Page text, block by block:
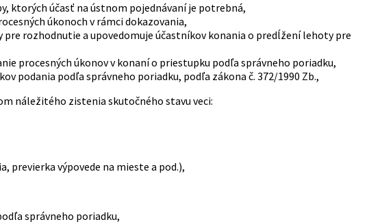
ktorých účasť na ústnom pojednávaní je potrebná,
úkonoch v rámci dokazovania,
rozhodnutie a upovedomuje účastníkov konania o predĺžení lehoty pre
procesných úkonov v konaní o priestupku podľa správneho poriadku,
podania podľa správneho poriadku, podľa zákona č. 372/1990 Zb.,
náležitého zistenia skutočného stavu veci:
previerka výpovede na mieste a pod.),
správneho poriadku,